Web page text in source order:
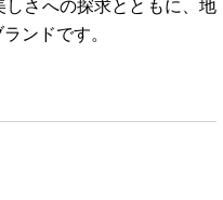
さへの探求とともに、地
ンドです。